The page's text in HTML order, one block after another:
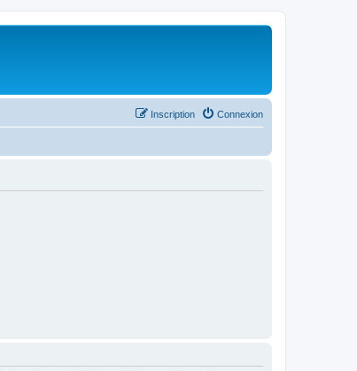
Connexion
Inscription